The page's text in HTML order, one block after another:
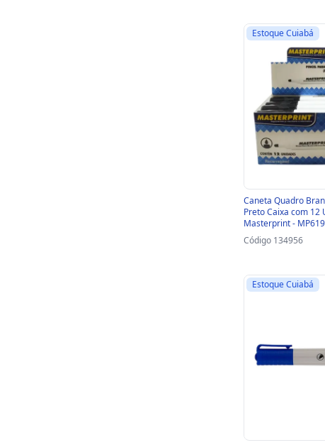
Estoque Cuiabá
Caneta Quadro
Preto Caixa com 12
Masterprint -
Código 134956
Estoque Cuiabá